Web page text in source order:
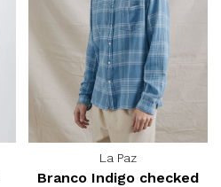
La Paz
Branco Indigo checked